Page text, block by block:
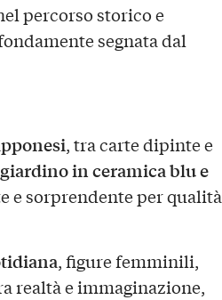
percorso storico e
segnata dal
, tra carte dipinte e
in ceramica blu e
e sorprendente per qualità
, figure femminili,
realtà e immaginazione,